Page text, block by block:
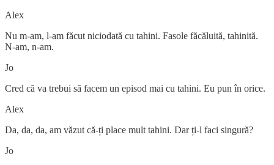
Alex
Nu m-am, l-am făcut niciodată cu tahini. Fasole făcăluită, tahinită.
N-am, n-am.
Jo
Cred că va trebui să facem un episod mai cu tahini. Eu pun în orice.
Alex
Da, da, da, am văzut că-ți place mult tahini. Dar ți-l faci singură?
Jo